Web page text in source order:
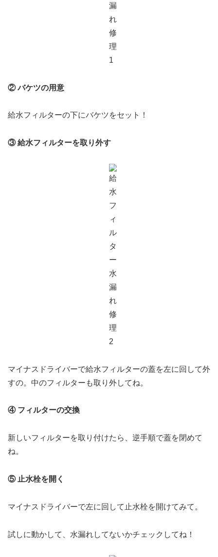
② バケツの用意
給水フィルターの下にバケツをセット！
③ 給水フィルターを取り外す
マイナスドライバーで給水フィルターの蓋を左に回して外
すの。中のフィルターも取り外してね。
④ フィルターの交換
新しいフィルターを取り付けたら、逆手順で蓋を閉めて
ね。
⑤ 止水栓を開く
マイナスドライバーで左に回して止水栓を開けてみて。
試しに動かして、水漏れしてないかチェックしてね！